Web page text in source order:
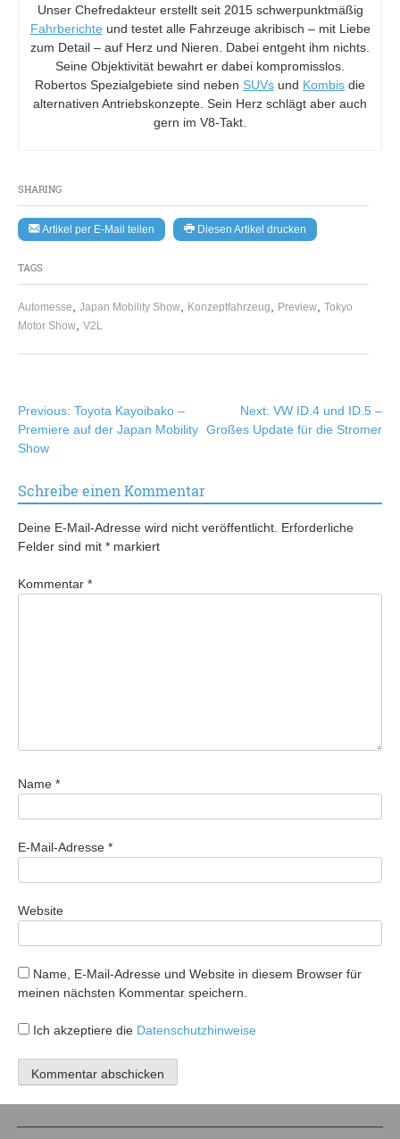
SHARING
Artikel per E-Mail teilen Diesen Artikel drucken
TAGS
Automesse, Japan Mobility Show, Konzeptfahrzeug, Preview, Tokyo
Motor Show, V2L
Unser Chefredakteur erstellt seit 2015 schwerpunktmäßig
Fahrberichte und testet alle Fahrzeuge akribisch – mit Liebe
zum Detail – auf Herz und Nieren. Dabei entgeht ihm nichts.
Seine Objektivität bewahrt er dabei kompromisslos.
Robertos Spezialgebiete sind neben SUVs und Kombis die
alternativen Antriebskonzepte. Sein Herz schlägt aber auch
gern im V8-Takt.
Beitragsnavigation
Previous: Toyota Kayoibako –
Premiere auf der Japan Mobility
Show
Next: VW ID.4 und ID.5 –
Großes Update für die Stromer
Schreibe einen Kommentar
Deine E-Mail-Adresse wird nicht veröffentlicht. Erforderliche
Felder sind mit * markiert
Kommentar *
Name *
E-Mail-Adresse *
Website
Name, E-Mail-Adresse und Website in diesem Browser für
meinen nächsten Kommentar speichern.
Ich akzeptiere die Datenschutzhinweise